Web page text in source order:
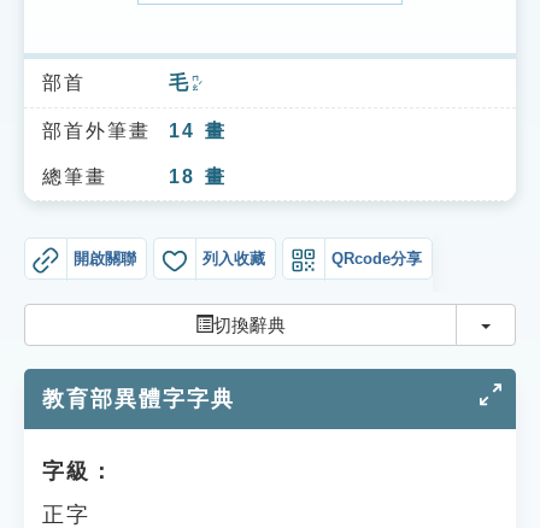
索引選單
知識索引
單字索引
貓頭鷹博士
部首 毛ㄇㄠˊ
部首外筆畫 14 畫
總筆畫 18 畫
開啟關聯 列入收藏 QRcode分享
切換辭典 切換
教育部異體字字典
字級：
正字